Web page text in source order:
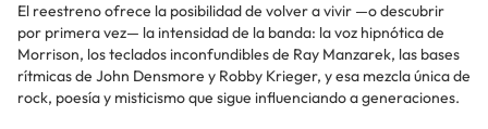
El reestreno ofrece la posibilidad de volver a vivir —o descubrir
por primera vez— la intensidad de la banda: la voz hipnótica de
Morrison, los teclados inconfundibles de Ray Manzarek, las bases
rítmicas de John Densmore y Robby Krieger, y esa mezcla única de
rock, poesía y misticismo que sigue influenciando a generaciones.